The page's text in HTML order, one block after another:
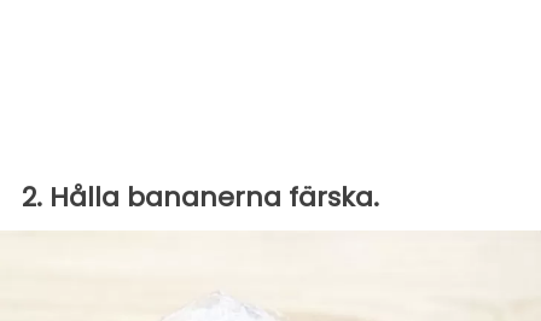
2. Hålla bananerna färska.